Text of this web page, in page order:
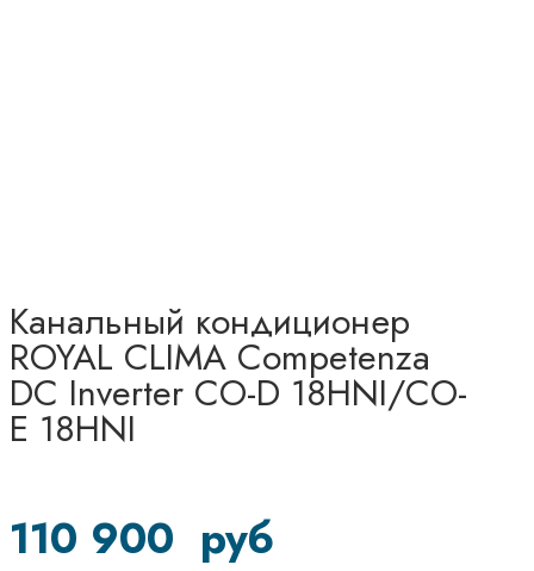
Канальный кондиционер
ROYAL CLIMA Competenza
DC Inverter CO-D 18HNI/CO-
E 18HNI
110 900 руб